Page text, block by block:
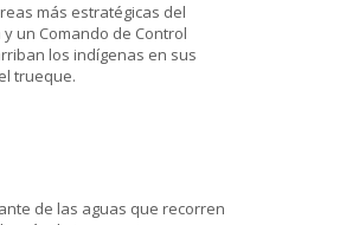
más estratégicas del
un Comando de Control
los indígenas en sus
trueque.
de las aguas que recorren